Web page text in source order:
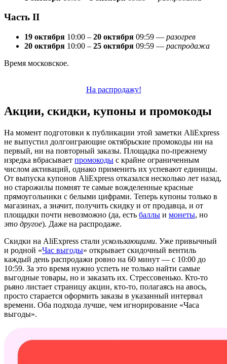
Часть II
19 октября 10:00 – 20 октября 09:59 — разогрев
20 октября 10:00 – 25 октября 09:59 — распродажа
Время московское.
На распродажу!
Акции, скидки, купоны и промокоды
На момент подготовки к публикации этой заметки AliExpress
не выпустил долгоиграющие октябрьские промокоды ни на
первый, ни на повторный заказы. Площадка по-прежнему
изредка вбрасывает промокоды с крайне ограниченным
числом активаций, однако применить их успевают единицы.
От выпуска купонов AliExpress отказался несколько лет назад,
но старожилы помнят те самые вожделенные красные
прямоугольники с белыми цифрами. Теперь купоны только в
магазинах, а значит, получить скидку и от продавца, и от
площадки почти невозможно (да, есть баллы и монеты, но
это другое). Даже на распродаже.
Скидки на AliExpress стали ускользающими. Уже привычный
и родной «Час выгоды» открывает скидочный вентиль
каждый день распродажи ровно на 60 минут — с 10:00 до
10:59. За это время нужно успеть не только найти самые
выгодные товары, но и заказать их. Стрессовенько. Кто-то
рьяно листает страницу акции, кто-то, полагаясь на авось,
просто старается оформить заказы в указанный интервал
времени. Оба подхода лучше, чем игнорирование «Часа
выгоды».